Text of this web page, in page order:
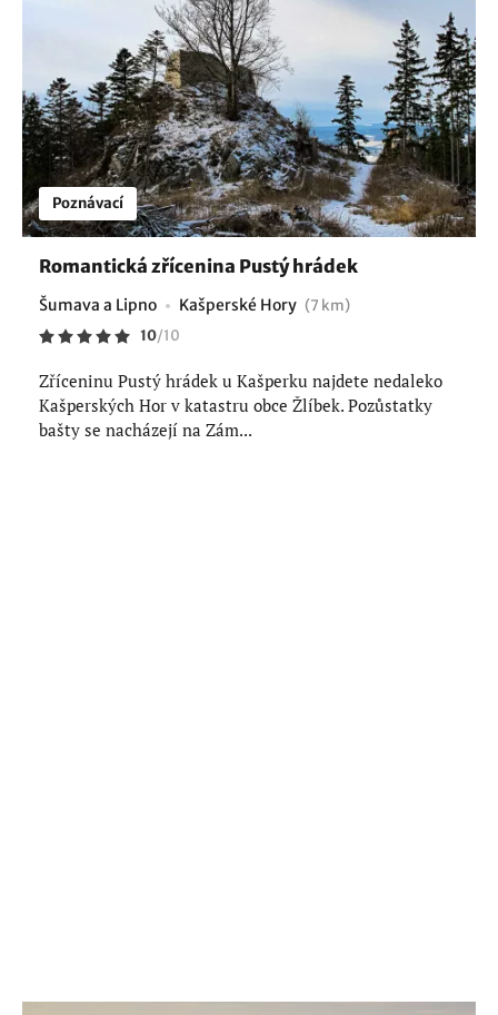
Poznávací
Romantická zřícenina Pustý hrádek
Šumava a Lipno Kašperské Hory (7 km)
10/10
Zříceninu Pustý hrádek u Kašperku najdete nedaleko
Kašperských Hor v katastru obce Žlíbek. Pozůstatky
bašty se nacházejí na Zám...